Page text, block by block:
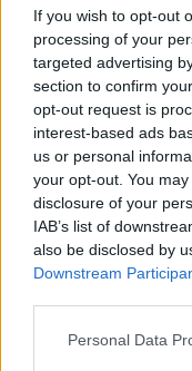
If you wish to opt-out
processing of your
targeted advertising
section to confirm
opt-out request is
interest-based ads
us or personal
your opt-out. You
disclosure of your
IAB’s list of
also be disclosed by
Downstream
Personal Data
érdeklődés
mindkét papír újabb
nap nyertesének
vételi érdeklődöket a
York-ban 910 Ft-on
Ft között
KEDVES
A keresett cikk a